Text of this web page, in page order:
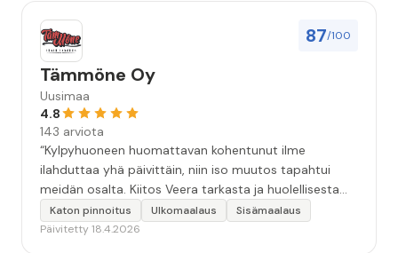
vuorokautta pihalle...kunnes naapuri uskaltautui
pihallemme ja sulki hanan. Hieman siis tarkkuutta
hommiin ja hyvä tulee. ”
87/100
Tämmöne Oy
Uusimaa
4.8
143 arviota
“Kylpyhuoneen huomattavan kohentunut ilme
ilahduttaa yhä päivittäin, niin iso muutos tapahtui
meidän osalta. Kiitos Veera tarkasta ja huolellisesta
työstä, sekä ystävällisestä palvelusta!”
Katon pinnoitus Ulkomaalaus
Sisämaalaus
Päivitetty 18.4.2026